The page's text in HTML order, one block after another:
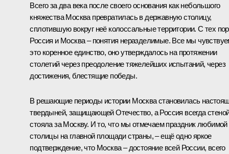
Всего за два века после своего основания как небольшого
княжества Москва превратилась в державную столицу,
сплотившую вокруг неё колоссальные территории. С тех пор
Россия и Москва – понятия неразделимые. Все мы
это коренное единство, оно утверждалось на протяжении
столетий через преодоление тяжелейших испытаний, через
достижения, блестящие победы.
В решающие периоды истории Москва становилась
твердыней, защищающей Отечество, а Россия всегда
стояла за Москву. И то, что мы отмечаем праздник любимой
столицы на главной площади страны, – ещё одно яркое
подтверждение, что Москва – достояние всей России, всего